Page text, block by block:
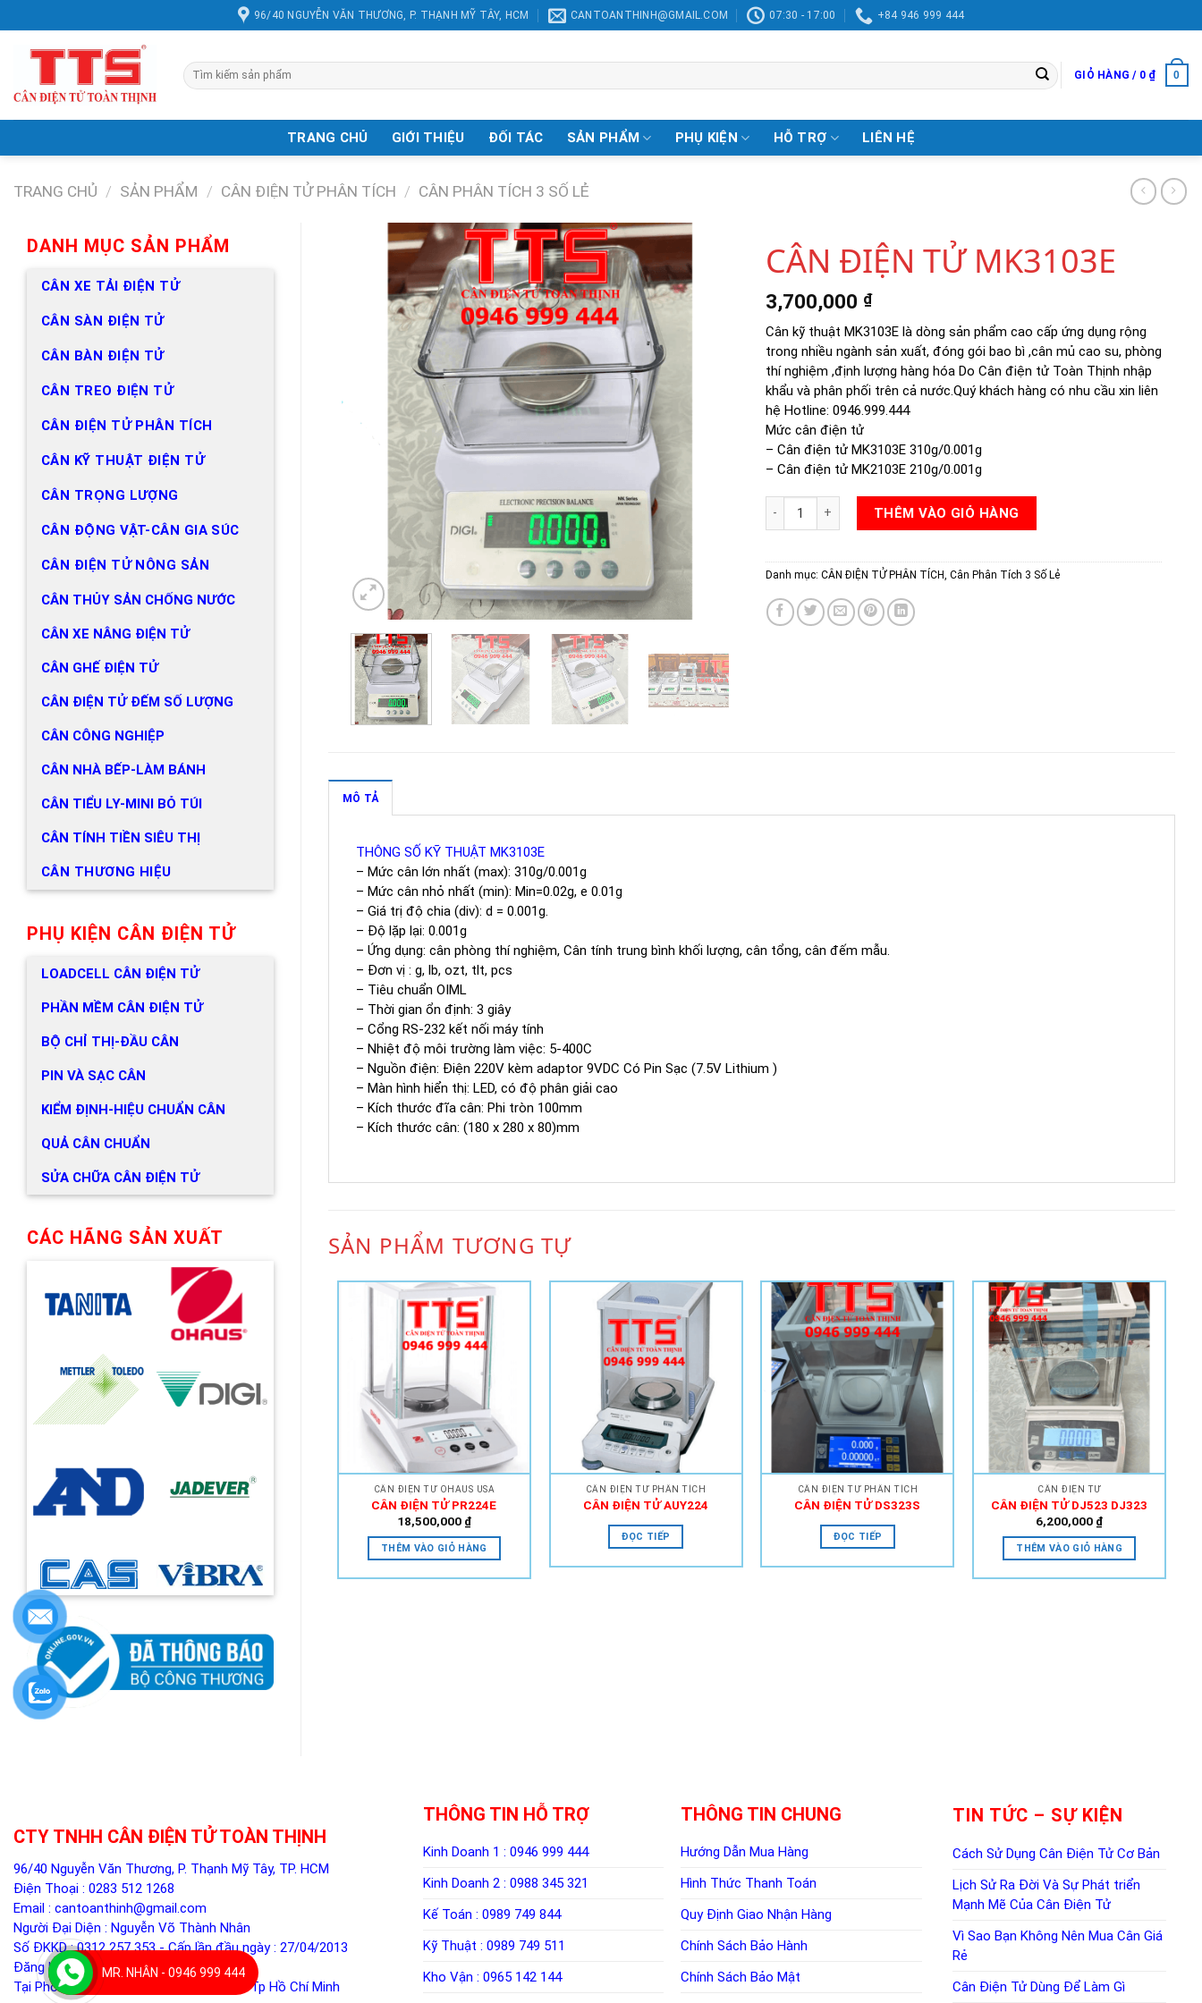
đến
96/40 NGUYỄN VĂN THƯƠNG, P. THẠNH MỸ TÂY, HCM CANTOANTHINH@GMAIL.COM 07:30 - 17:00 +84 946 999 444
Tìm
kiếm:
GIỎ HÀNG / 0 ₫ 0
TRANG CHỦ GIỚI THIỆU ĐỐI TÁC SẢN PHẨM PHỤ KIỆN HỖ TRỢ LIÊN HỆ
TRANG CHỦ / SẢN PHẨM / CÂN ĐIỆN TỬ PHÂN TÍCH / CÂN PHÂN TÍCH 3 SỐ LẺ
DANH MỤC SẢN PHẨM
CÂN XE TẢI ĐIỆN TỬ
CÂN SÀN ĐIỆN TỬ
CÂN BÀN ĐIỆN TỬ
CÂN TREO ĐIỆN TỬ
CÂN ĐIỆN TỬ PHÂN TÍCH
CÂN KỸ THUẬT ĐIỆN TỬ
CÂN TRỌNG LƯỢNG
CÂN ĐỘNG VẬT-CÂN GIA SÚC
CÂN ĐIỆN TỬ NÔNG SẢN
CÂN THỦY SẢN CHỐNG NƯỚC
CÂN XE NÂNG ĐIỆN TỬ
CÂN GHẾ ĐIỆN TỬ
CÂN ĐIỆN TỬ ĐẾM SỐ LƯỢNG
CÂN CÔNG NGHIỆP
CÂN NHÀ BẾP-LÀM BÁNH
CÂN TIỂU LY-MINI BỎ TÚI
CÂN TÍNH TIỀN SIÊU THỊ
CÂN THƯƠNG HIỆU
PHỤ KIỆN CÂN ĐIỆN TỬ
LOADCELL CÂN ĐIỆN TỬ
PHẦN MỀM CÂN ĐIỆN TỬ
BỘ CHỈ THỊ-ĐẦU CÂN
PIN VÀ SẠC CÂN
KIỂM ĐỊNH-HIỆU CHUẨN CÂN
QUẢ CÂN CHUẨN
SỬA CHỮA CÂN ĐIỆN TỬ
CÁC HÃNG SẢN XUẤT
CÂN ĐIỆN TỬ MK3103E
3,700,000 ₫
Cân kỹ thuật MK3103E là dòng sản phẩm cao cấp ứng dụng rộng
trong nhiều ngành sản xuất, đóng gói bao bì ,cân mủ cao su, phòng
thí nghiệm ,định lượng hàng hóa Do Cân điện tử Toàn Thịnh nhập
khẩu và phân phối trên cả nước.Quý khách hàng có nhu cầu xin liên
hệ Hotline: 0946.999.444
Mức cân điện tử
– Cân điện tử MK3103E 310g/0.001g
– Cân điện tử MK2103E 210g/0.001g
CÂN ĐIỆN TỬ MK3103E số lượng
THÊM VÀO GIỎ HÀNG
Danh mục: CÂN ĐIỆN TỬ PHÂN TÍCH Cân Phân Tích 3 Số Lẻ
MÔ TẢ
THÔNG SỐ KỸ THUẬT MK3103E
– Mức cân lớn nhất (max): 310g/0.001g
– Mức cân nhỏ nhất (min): Min=0.02g, e 0.01g
– Giá trị độ chia (div): d = 0.001g.
– Độ lặp lại: 0.001g
– Ứng dụng: cân phòng thí nghiệm, Cân tính trung bình khối lượng, cân tổng, cân đếm mẫu.
– Đơn vị : g, lb, ozt, tlt, pcs
– Tiêu chuẩn OIML
– Thời gian ổn định: 3 giây
– Cổng RS-232 kết nối máy tính
– Nhiệt độ môi trường làm việc: 5-400C
– Nguồn điện: Điện 220V kèm adaptor 9VDC Có Pin Sạc (7.5V Lithium )
– Màn hình hiển thị: LED, có độ phân giải cao
– Kích thước đĩa cân: Phi tròn 100mm
– Kích thước cân: (180 x 280 x 80)mm
SẢN PHẨM TƯƠNG TỰ
Add to
Wishlist
CÂN ĐIỆN TỬ OHAUS USA
CÂN ĐIỆN TỬ PR224E
18,500,000 ₫
THÊM VÀO GIỎ HÀNG
CÂN ĐIỆN TỬ PHÂN TÍCH
CÂN ĐIỆN TỬ AUY224
ĐỌC TIẾP
Add to
Wishlist
CÂN ĐIỆN TỬ PHÂN TÍCH
CÂN ĐIỆN TỬ DS323S
ĐỌC TIẾP
Add to
Wishlist
CÂN ĐIỆN TỬ
CÂN ĐIỆN TỬ DJ523 DJ323
6,200,000 ₫
THÊM VÀO GIỎ HÀNG
CTY TNHH CÂN ĐIỆN TỬ TOÀN THỊNH
96/40 Nguyễn Văn Thương, P. Thạnh Mỹ Tây, TP. HCM
Điện Thoại : 0283 512 1268
Email : cantoanthinh@gmail.com
Người Đại Diện : Nguyễn Võ Thành Nhân
Số ĐKKD : 0312 257 353 - Cấp lần đầu ngày : 27/04/2013
Đăng ký thay đổi lần 5 ngày 05/12/2024
Tại Phòng ĐKKD - Sở Kế Hoạch Đầu Tư Tp Hồ Chí Minh
THÔNG TIN HỖ TRỢ
Kinh Doanh 1 : 0946 999 444
Kinh Doanh 2 : 0988 345 321
Kế Toán : 0989 749 844
Kỹ Thuật : 0989 749 511
Kho Vận : 0965 142 144
THÔNG TIN CHUNG
Hướng Dẫn Mua Hàng
Hình Thức Thanh Toán
Quy Định Giao Nhận Hàng
Chính Sách Bảo Hành
Chính Sách Bảo Mật
TIN TỨC – SỰ KIỆN
Cách Sử Dụng Cân Điện Tử Cơ Bản
Lịch Sử Ra Đời Và Sự Phát triển
Mạnh Mẽ Của Cân Điện Tử
Vì Sao Bạn Không Nên Mua Cân Giá
Rẻ
Cân Điện Tử Dùng Để Làm Gì
MR. NHÂN - 0946 999 444